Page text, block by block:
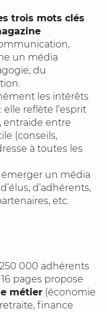
trois mots clés
un média
du
les intérêts
elle reflète l’esprit
entraide entre
(conseils,
à toutes les
émerger un média
d’adhérents,
etc.
000 adhérents
pages propose
métier (économie
finance